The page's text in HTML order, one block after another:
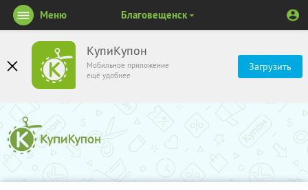
КупиКупон
Мобильное приложение
ещё удобнее
Загрузить
Меню Благовещенск